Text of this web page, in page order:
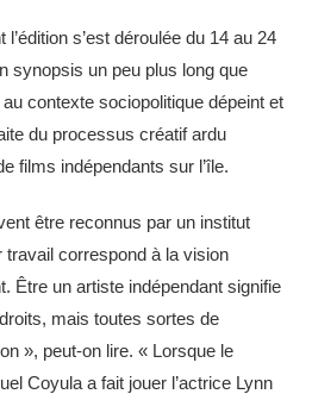
l’édition s’est déroulée du 14 au 24
synopsis un peu plus long que
au contexte sociopolitique dépeint et
du processus créatif ardu
films indépendants sur l’île.
être reconnus par un institut
travail correspond à la vision
Être un artiste indépendant signifie
mais toutes sortes de
», peut-on lire. « Lorsque le
Coyula a fait jouer l’actrice Lynn